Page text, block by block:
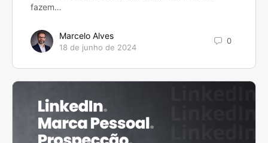
fazem…
Marcelo Alves
18 de junho de 2024
0